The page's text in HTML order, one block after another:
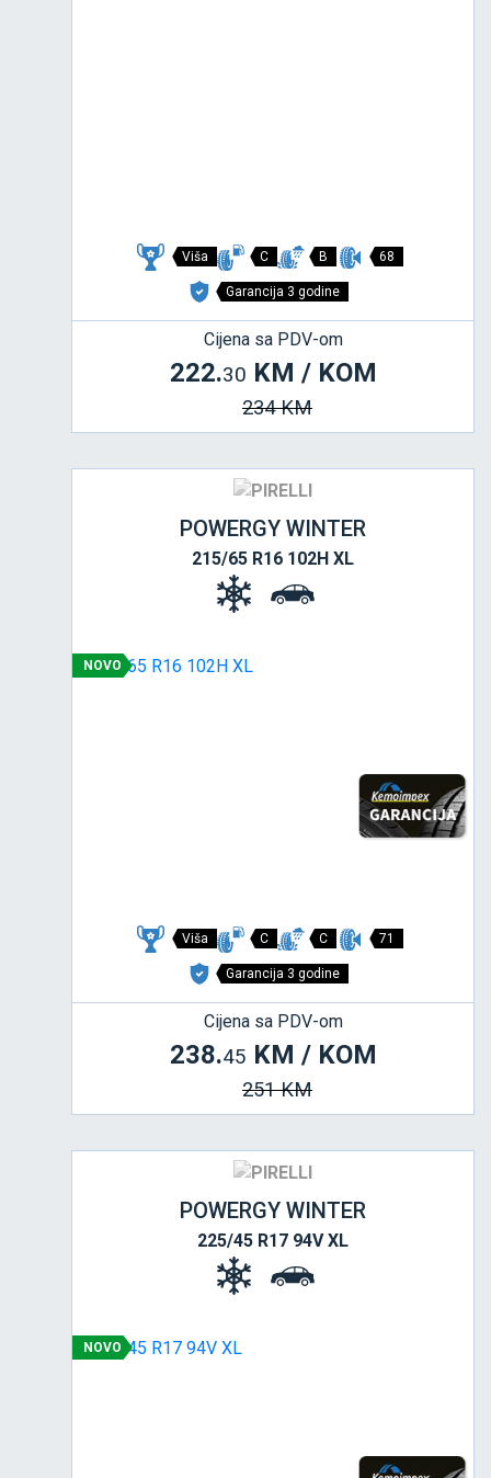
Viša C B 68
Garancija 3 godine
Cijena sa PDV-om
222.30 KM / KOM
234 KM
POWERGY WINTER
215/65 R16 102H XL
NOVO
Viša C C 71
Garancija 3 godine
Cijena sa PDV-om
238.45 KM / KOM
251 KM
POWERGY WINTER
225/45 R17 94V XL
NOVO